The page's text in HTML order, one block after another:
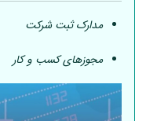
مدارک ثبت شرکت
مجوزهای کسب و کار